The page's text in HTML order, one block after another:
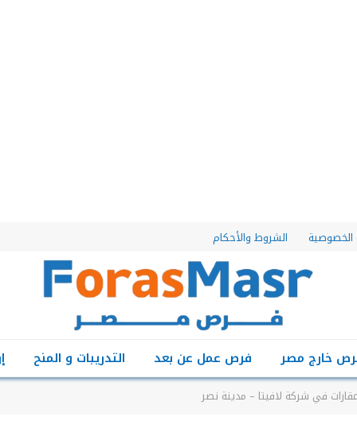
الشروط والأحكام
خارج مصر فرص عمل عن بعد التدريبات و المنح
في شركة لافيتا – مدينة نصر